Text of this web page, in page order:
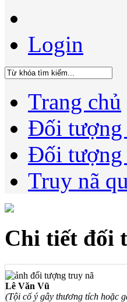
Login
Trang chủ
Đối tượng
Đối tượng
Truy nã
Chi tiết đối
Lê Văn Vũ
(Tội cố ý gây thương tích hoặc